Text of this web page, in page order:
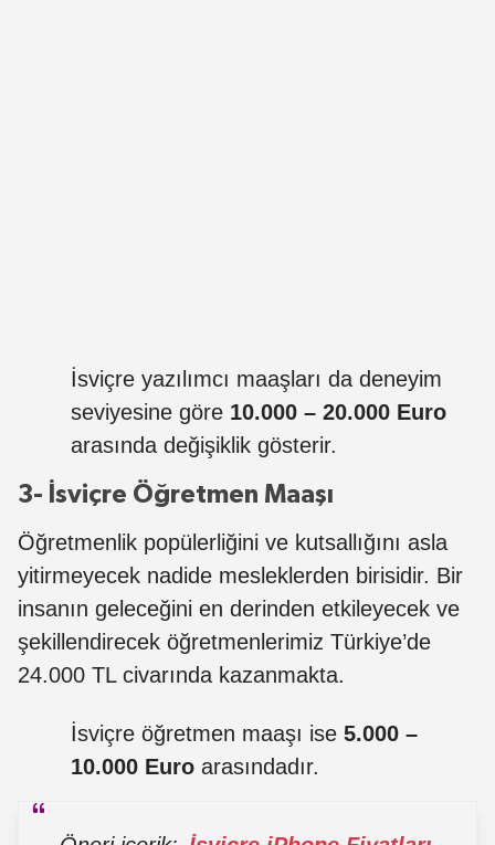
İsviçre yazılımcı maaşları da deneyim
seviyesine göre 10.000 – 20.000 Euro
arasında değişiklik gösterir.
3- İsviçre Öğretmen Maaşı
Öğretmenlik popülerliğini ve kutsallığını asla
yitirmeyecek nadide mesleklerden birisidir. Bir
insanın geleceğini en derinden etkileyecek ve
şekillendirecek öğretmenlerimiz Türkiye’de
24.000 TL civarında kazanmakta.
İsviçre öğretmen maaşı ise 5.000 –
10.000 Euro arasındadır.